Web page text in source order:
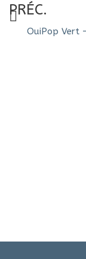
PRÉC.
OuiPop Vert